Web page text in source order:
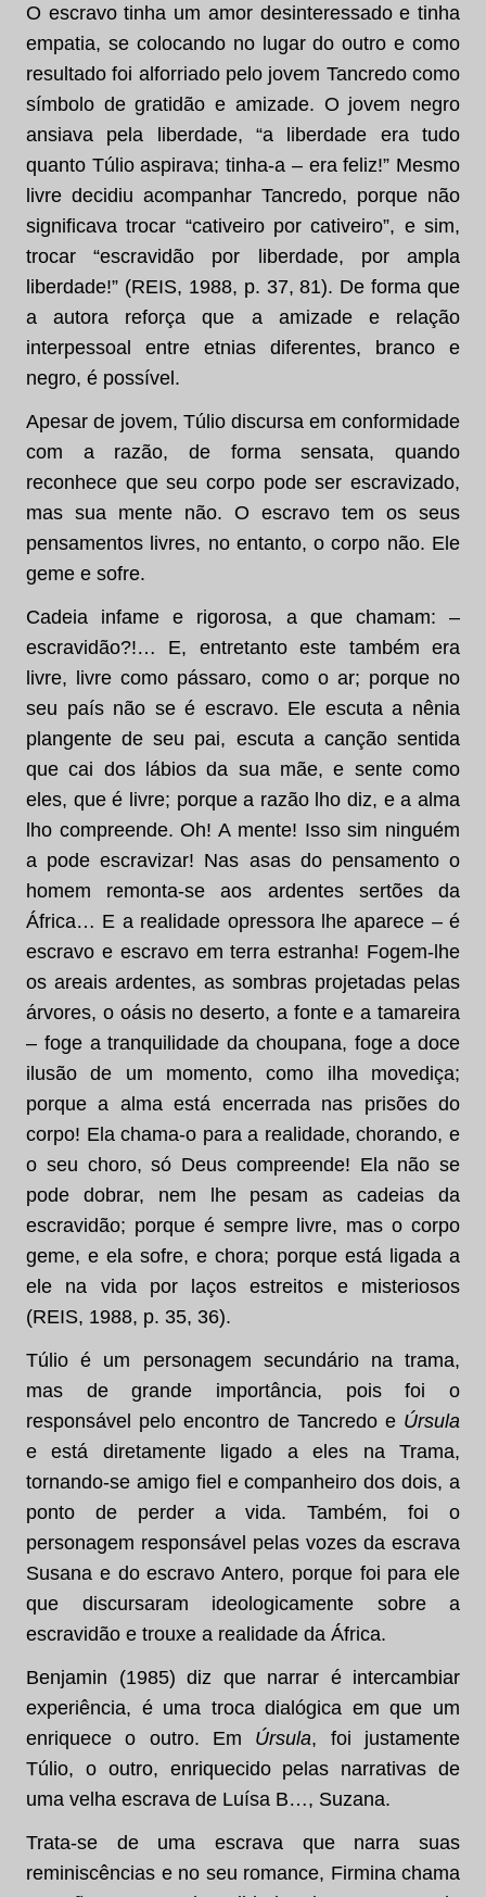
O escravo tinha um amor desinteressado e tinha
empatia, se colocando no lugar do outro e como
resultado foi alforriado pelo jovem Tancredo como
símbolo de gratidão e amizade. O jovem negro
ansiava pela liberdade, “a liberdade era tudo
quanto Túlio aspirava; tinha-a – era feliz!” Mesmo
livre decidiu acompanhar Tancredo, porque não
significava trocar “cativeiro por cativeiro”, e sim,
trocar “escravidão por liberdade, por ampla
liberdade!” (REIS, 1988, p. 37, 81). De forma que
a autora reforça que a amizade e relação
interpessoal entre etnias diferentes, branco e
negro, é possível.
Apesar de jovem, Túlio discursa em conformidade
com a razão, de forma sensata, quando
reconhece que seu corpo pode ser escravizado,
mas sua mente não. O escravo tem os seus
pensamentos livres, no entanto, o corpo não. Ele
geme e sofre.
Cadeia infame e rigorosa, a que chamam: –
escravidão?!… E, entretanto este também era
livre, livre como pássaro, como o ar; porque no
seu país não se é escravo. Ele escuta a nênia
plangente de seu pai, escuta a canção sentida
que cai dos lábios da sua mãe, e sente como
eles, que é livre; porque a razão lho diz, e a alma
lho compreende. Oh! A mente! Isso sim ninguém
a pode escravizar! Nas asas do pensamento o
homem remonta-se aos ardentes sertões da
África… E a realidade opressora lhe aparece – é
escravo e escravo em terra estranha! Fogem-lhe
os areais ardentes, as sombras projetadas pelas
árvores, o oásis no deserto, a fonte e a tamareira
– foge a tranquilidade da choupana, foge a doce
ilusão de um momento, como ilha movediça;
porque a alma está encerrada nas prisões do
corpo! Ela chama-o para a realidade, chorando, e
o seu choro, só Deus compreende! Ela não se
pode dobrar, nem lhe pesam as cadeias da
escravidão; porque é sempre livre, mas o corpo
geme, e ela sofre, e chora; porque está ligada a
ele na vida por laços estreitos e misteriosos
(REIS, 1988, p. 35, 36).
Túlio é um personagem secundário na trama,
mas de grande importância, pois foi o
responsável pelo encontro de Tancredo e Úrsula
e está diretamente ligado a eles na Trama,
tornando-se amigo fiel e companheiro dos dois, a
ponto de perder a vida. Também, foi o
personagem responsável pelas vozes da escrava
Susana e do escravo Antero, porque foi para ele
que discursaram ideologicamente sobre a
escravidão e trouxe a realidade da África.
Benjamin (1985) diz que narrar é intercambiar
experiência, é uma troca dialógica em que um
enriquece o outro. Em Úrsula, foi justamente
Túlio, o outro, enriquecido pelas narrativas de
uma velha escrava de Luísa B…, Suzana.
Trata-se de uma escrava que narra suas
reminiscências e no seu romance, Firmina chama